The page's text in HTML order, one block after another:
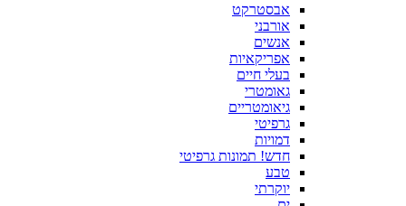
אבסטרקט
אורבני
אנשים
אפריקאיות
בעלי חיים
גאומטרי
גיאומטריים
גרפיטי
דמויות
חדש! תמונות גרפיטי
טבע
יוקרתי